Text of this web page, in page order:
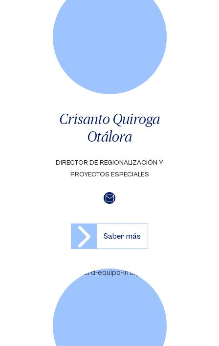
Crisanto Quiroga
Otálora
DIRECTOR DE REGIONALIZACIÓN Y
PROYECTOS ESPECIALES
Saber más